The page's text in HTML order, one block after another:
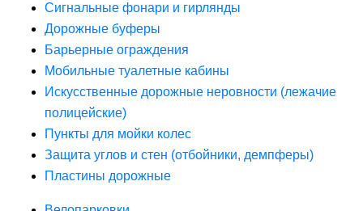
Сигнальные фонари и гирлянды
Дорожные буферы
Барьерные ограждения
Мобильные туалетные кабины
Искусственные дорожные неровности (лежачие
полицейские)
Пункты для мойки колес
Защита углов и стен (отбойники, демпферы)
Пластины дорожные